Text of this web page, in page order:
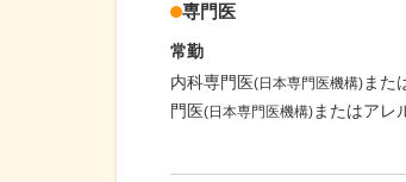
専門医
常勤
内科専門医(日本専門医機構)また
門医(日本専門医機構)またはアレ